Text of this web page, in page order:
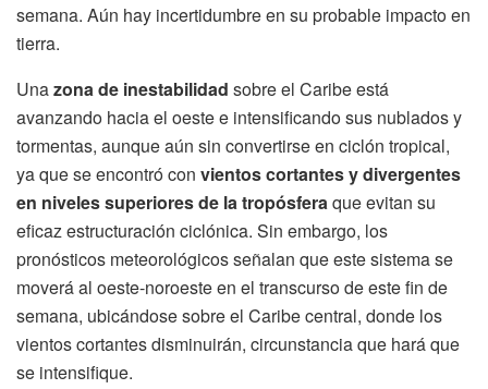
semana. Aún hay incertidumbre en su probable impacto en
tierra.
Unazona de inestabilidad sobre el Caribe está
avanzando hacia el oeste e intensificando sus nublados y
tormentas, aunque aún sin convertirse en ciclón tropical,
ya que se encontró con vientos cortantes y divergentes
en niveles superiores de la tropósferaque evitan su
eficaz estructuración ciclónica. Sin embargo, los
pronósticos meteorológicos señalan que este sistema se
moverá al oeste-noroeste en el transcurso de este fin de
semana, ubicándose sobre el Caribe central, donde los
vientos cortantes disminuirán, circunstancia que hará que
se intensifique.